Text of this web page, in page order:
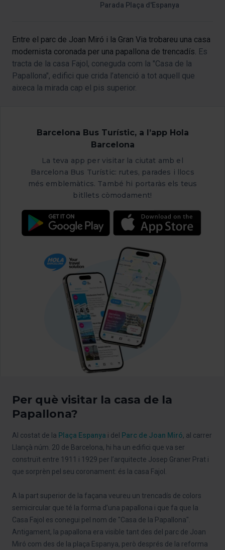
Parada Plaça d'Espanya
Entre el parc de Joan Miró i la Gran Via trobareu una casa
modernista coronada per una papallona de trencadís. Es
tracta de la casa Fajol, coneguda com la "Casa de la
Papallona", edifici que crida l’atenció a tot aquell que
aixeca la mirada cap el pis superior.
Barcelona Bus Turístic, a l’app Hola
Barcelona
La teva app per visitar la ciutat amb el
Barcelona Bus Turístic: rutes, parades i llocs
més emblemàtics. També hi portaràs els teus
bitllets còmodament!
Per què visitar la casa de la
Papallona?
Al costat de la Plaça Espanya i del Parc de Joan Miró, al carrer
Llançà núm. 20 de Barcelona, hi ha un edifici que va ser
construït entre 1911 i 1929 per l’arquitecte Josep Graner Prat i
que sorprèn pel seu coronament: és la casa Fajol.
A la part superior de la façana veureu un trencadís de colors
semicircular que té la forma d’una papallona i que fa que la
Casa Fajol es conegui pel nom de "Casa de la Papallona".
Antigament, la papallona era visible tant des del parc de Joan
Miró com des de la plaça Espanya, però després de la reforma